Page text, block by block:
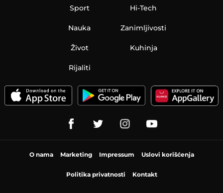
Sport
Nauka
Hi-Tech
Zanimljivosti
Život Kuhinja
Rijaliti
O nama Marketing Impressum Uslovi korišćenja
Politika privatnosti Kontakt